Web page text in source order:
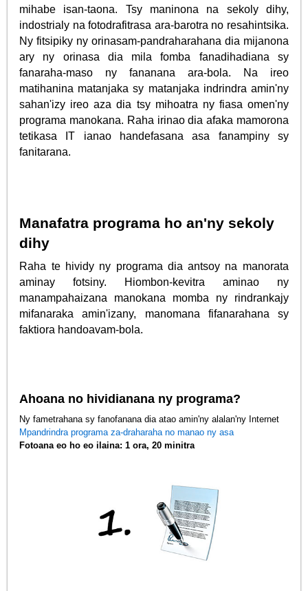
mihabe isan-taona. Tsy maninona na sekoly dihy,
indostrialy na fotodrafitrasa ara-barotra no resahintsika.
Ny fitsipiky ny orinasam-pandraharahana dia mijanona
ary ny orinasa dia mila fomba fanadihadiana sy
fanaraha-maso ny fananana ara-bola. Na ireo
matihanina matanjaka sy matanjaka indrindra amin'ny
sahan'izy ireo aza dia tsy mihoatra ny fiasa omen'ny
programa manokana. Raha irinao dia afaka mamorona
tetikasa IT ianao handefasana asa fanampiny sy
fanitarana.
Manafatra programa ho an'ny sekoly
dihy
Raha te hividy ny programa dia antsoy na manorata
aminay fotsiny. Hiombon-kevitra aminao ny
manampahaizana manokana momba ny rindrankajy
mifanaraka amin'izany, manomana fifanarahana sy
faktiora handoavam-bola.
Ahoana no hividianana ny programa?
Ny fametrahana sy fanofanana dia atao amin'ny alalan'ny Internet
Mpandrindra programa za-draharaha no manao ny asa
Fotoana eo ho eo ilaina: 1 ora, 20 minitra